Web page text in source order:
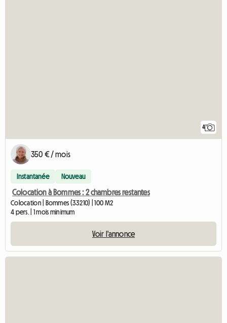
4
350 € / mois
Instantanée Nouveau
Colocation à Bommes : 2 chambres restantes
Colocation | Bommes (33210) | 100 M2
4 pers. | 1 mois minimum
Voir l'annonce